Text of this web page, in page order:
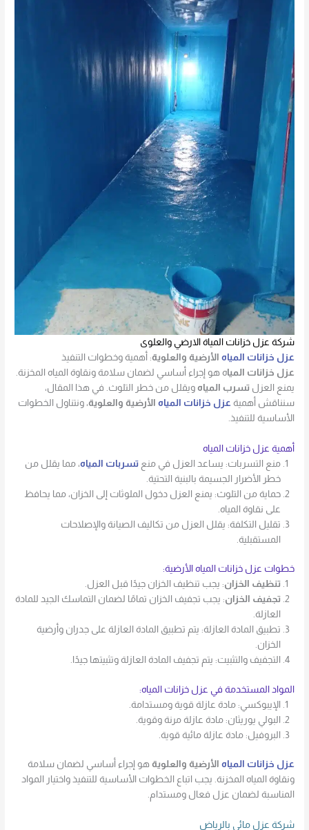
شركة عزل خزانات المياة الارضي والعلوى
عزل خزانات المياه الأرضية والعلوية: أهمية وخطوات التنفيذ
عزل خزانات المياه هو إجراء أساسي لضمان سلامة ونقاوة المياه المخزنة.
يمنع العزلتسرب المياه ويقلل من خطر التلوث. في هذا المقال،
سنناقش أهمية عزل خزانات المياه الأرضية والعلوية، ونتناول الخطوات
الأساسية للتنفيذ.
أهمية عزل خزانات المياه
منع التسربات: يساعد العزل في منعتسربات المياه، مما يقلل من
خطر الأضرار الجسيمة بالبنية التحتية.
حماية من التلوث: يمنع العزل دخول الملوثات إلى الخزان، مما يحافظ
على نقاوة المياه.
تقليل التكلفة: يقلل العزل من تكاليف الصيانة والإصلاحات
المستقبلية.
خطوات عزل خزانات المياه الأرضية:
تنظيف الخزان: يجب تنظيف الخزان جيدًا قبل العزل.
تجفيف الخزان: يجب تجفيف الخزان تمامًا لضمان التماسك الجيد للمادة
العازلة.
تطبيق المادة العازلة: يتم تطبيق المادة العازلة على جدران وأرضية
الخزان.
التجفيف والتثبيت: يتم تجفيف المادة العازلة وتثبيتها جيدًا.
المواد المستخدمة في عزل خزانات المياه:
الإيبوكسي: مادة عازلة قوية ومستدامة.
البولي يوريثان: مادة عازلة مرنة وقوية.
البروفيل: مادة عازلة مائية قوية.
عزل خزانات المياه الأرضية والعلوية هو إجراء أساسي لضمان سلامة
ونقاوة المياه المخزنة. يجب اتباع الخطوات الأساسية للتنفيذ واختيار المواد
المناسبة لضمان عزل فعال ومستدام.
شركة عزل مائي بالرياض